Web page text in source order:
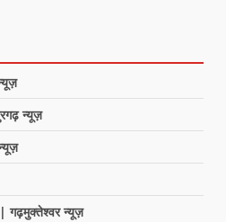
न्यूज़
न्यूज़